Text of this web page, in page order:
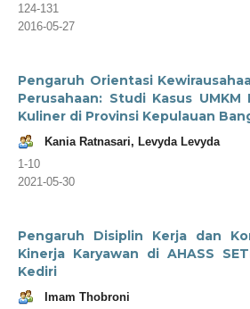
124-131
2016-05-27
Pengaruh Orientasi
Perusahaan: Studi Kasus
Kuliner di Provinsi Kepulauan
Kania Ratnasari, Levyda Levyda
1-10
2021-05-30
Pengaruh Disiplin Kerja dan
Kinerja Karyawan di AHASS
Kediri
Imam Thobroni